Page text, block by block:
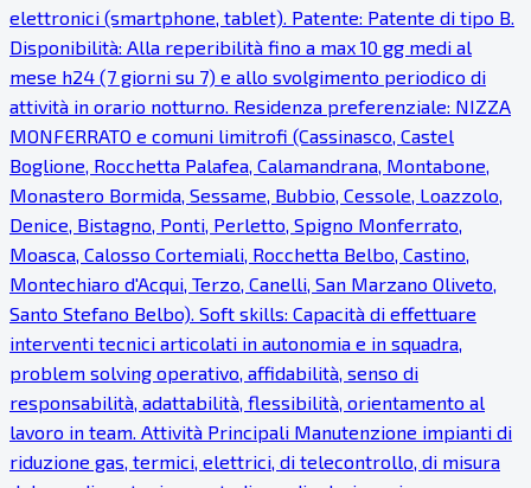
elettronici (smartphone, tablet). Patente: Patente di tipo B.
Disponibilità: Alla reperibilità fino a max 10 gg medi al
mese h24 (7 giorni su 7) e allo svolgimento periodico di
attività in orario notturno. Residenza preferenziale: NIZZA
MONFERRATO e comuni limitrofi (Cassinasco, Castel
Boglione, Rocchetta Palafea, Calamandrana, Montabone,
Monastero Bormida, Sessame, Bubbio, Cessole, Loazzolo,
Denice, Bistagno, Ponti, Perletto, Spigno Monferrato,
Moasca, Calosso Cortemiali, Rocchetta Belbo, Castino,
Montechiaro d'Acqui, Terzo, Canelli, San Marzano Oliveto,
Santo Stefano Belbo). Soft skills: Capacità di effettuare
interventi tecnici articolati in autonomia e in squadra,
problem solving operativo, affidabilità, senso di
responsabilità, adattabilità, flessibilità, orientamento al
lavoro in team. Attività Principali Manutenzione impianti di
riduzione gas, termici, elettrici, di telecontrollo, di misura